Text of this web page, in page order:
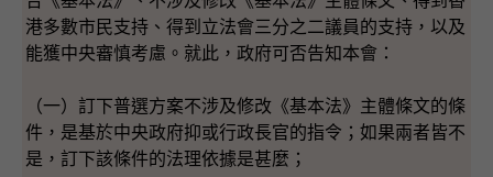
港多數市民支持、得到立法會三分之二議員的支持，以及
能獲中央審慎考慮。就此，政府可否告知本會：
（一）訂下普選方案不涉及修改《基本法》主體條文的條
件，是基於中央政府抑或行政長官的指令；如果兩者皆不
是，訂下該條件的法理依據是甚麼；